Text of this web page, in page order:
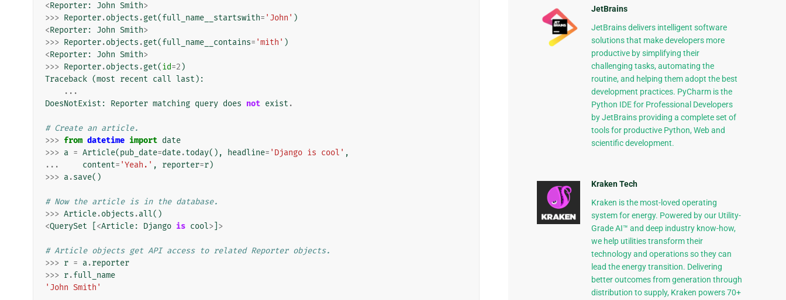
<Reporter: John Smith>
>>> Reporter.objects .get(full_name__startswith= 'John' )
<Reporter: John Smith>
>>> Reporter.objects .get(full_name__contains= 'mith' )
<Reporter: John Smith>
>>> Reporter.objects .get(id=2 )
Traceback (most recent call last ):
...
DoesNotExist : Reporter matching query does not exist .
# Create an article.
>>> from datetime import date
>>> a = Article(pub_date=date.today(), headline= 'Django is cool' ,
...
content= 'Yeah.' , reporter=r)
>>> a.save()
# Now the article is in the database.
>>> Article.objects .all()
<QuerySet <Article: Django is cool> >
# Article objects get API access to related Reporter objects.
>>> r = a.reporter
>>> r.full_name
'John Smith'
JetBrains
JetBrains delivers intelligent software
solutions that make developers more
productive by simplifying their
challenging tasks, automating the
routine, and helping them adopt the best
development practices. PyCharm is the
Python IDE for Professional Developers
by JetBrains providing a complete set of
tools for productive Python, Web and
scientific development.
Kraken Tech
Kraken is the most-loved operating
system for energy. Powered by our Utility-
Grade AI™ and deep industry know-how,
we help utilities transform their
technology and operations so they can
lead the energy transition. Delivering
better outcomes from generation through
distribution to supply, Kraken powers 70+